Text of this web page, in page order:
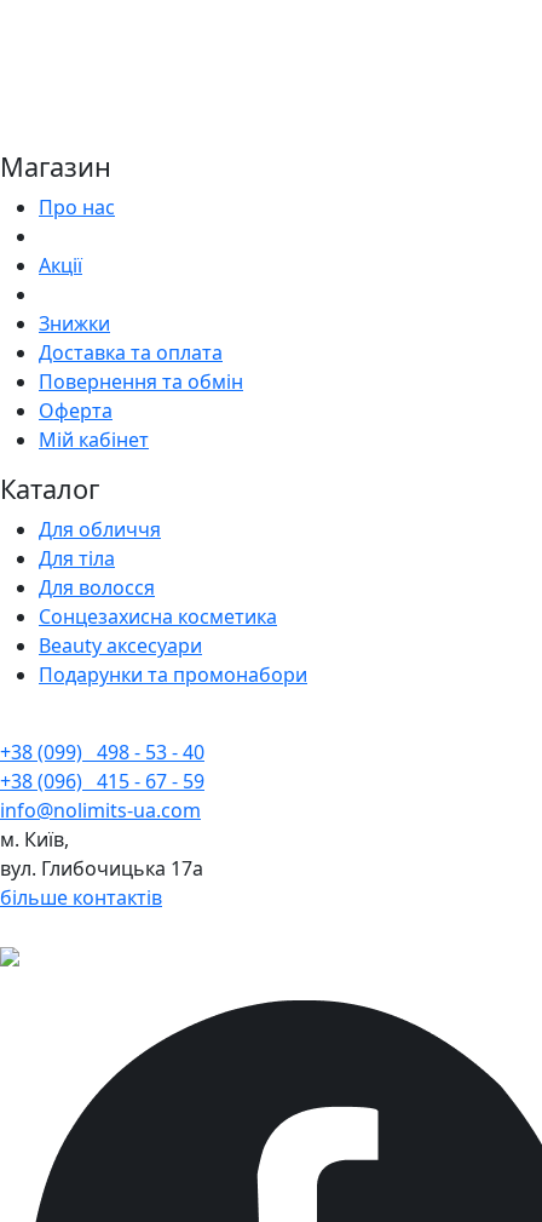
Магазин
Про нас
Акції
Знижки
Доставка та оплата
Повернення та обмін
Оферта
Мій кабінет
Каталог
Для обличчя
Для тіла
Для волосся
Сонцезахисна косметика
Beauty аксесуари
Подарунки та промонабори
+38 (099) 498 - 53 - 40
+38 (096) 415 - 67 - 59
info@nolimits-ua.com
м. Київ,
вул. Глибочицька 17а
більше контактів